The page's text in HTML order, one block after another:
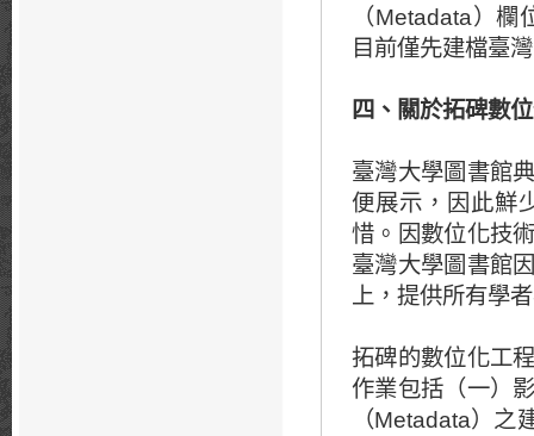
（Metadata）
目前僅先建檔臺
四、關於拓碑數
臺灣大學圖書館
便展示，因此鮮
惜。因數位化技
臺灣大學圖書館
上，提供所有學
拓碑的數位化工
作業包括（一）
（Metadata）之